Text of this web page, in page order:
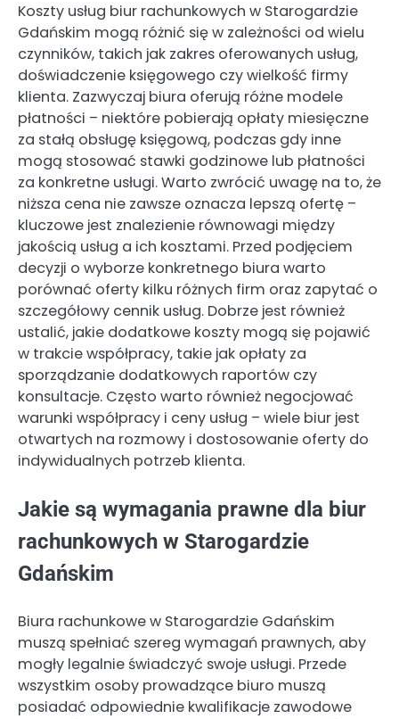
Koszty usług biur rachunkowych w Starogardzie
Gdańskim mogą różnić się w zależności od wielu
czynników, takich jak zakres oferowanych usług,
doświadczenie księgowego czy wielkość firmy
klienta. Zazwyczaj biura oferują różne modele
płatności – niektóre pobierają opłaty miesięczne
za stałą obsługę księgową, podczas gdy inne
mogą stosować stawki godzinowe lub płatności
za konkretne usługi. Warto zwrócić uwagę na to, że
niższa cena nie zawsze oznacza lepszą ofertę –
kluczowe jest znalezienie równowagi między
jakością usług a ich kosztami. Przed podjęciem
decyzji o wyborze konkretnego biura warto
porównać oferty kilku różnych firm oraz zapytać o
szczegółowy cennik usług. Dobrze jest również
ustalić, jakie dodatkowe koszty mogą się pojawić
w trakcie współpracy, takie jak opłaty za
sporządzanie dodatkowych raportów czy
konsultacje. Często warto również negocjować
warunki współpracy i ceny usług – wiele biur jest
otwartych na rozmowy i dostosowanie oferty do
indywidualnych potrzeb klienta.
Jakie są wymagania prawne dla biur
rachunkowych w Starogardzie
Gdańskim
Biura rachunkowe w Starogardzie Gdańskim
muszą spełniać szereg wymagań prawnych, aby
mogły legalnie świadczyć swoje usługi. Przede
wszystkim osoby prowadzące biuro muszą
posiadać odpowiednie kwalifikacje zawodowe